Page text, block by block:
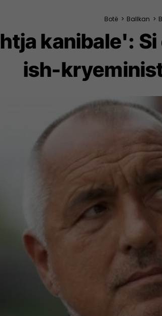
Botë > Ballkan >
kanibale':
ish-